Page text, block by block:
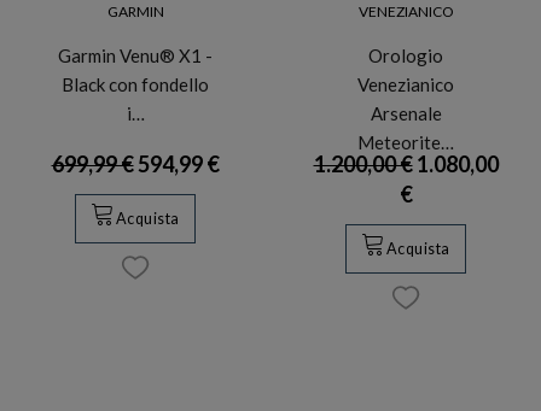
GARMIN
Garmin Venu® X1 -
Black con fondello
i…
699,99 €594,99 €
Acquista
VENEZIANICO
Orologio
Venezianico
Arsenale
Meteorite…
1.200,00 €1.080,00
€
Acquista